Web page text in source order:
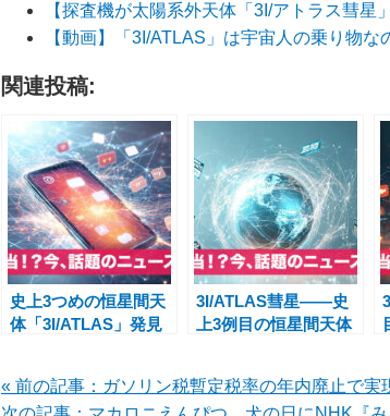
【探査機が太陽系外天体「3I/アトラス彗
【動画】「3I/ATLAS」は宇宙人の乗り物な
関連投稿:
史上3つめの恒星間天
体「3I/ATLAS」発見
3I/ATLAS彗星――史
上3例目の恒星間天体
« 前の記事：ガソリン税暫定税率の年内廃止で